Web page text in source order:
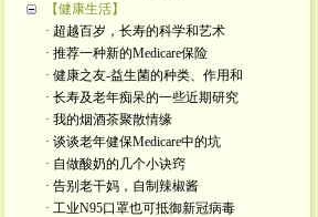
【健康生活】
· 超越百岁，长寿的科学和艺术
· 推荐一种新的Medicare保险
· 健康之友-益生菌的种类、作用和
· 长寿及老年痴呆的一些近期研究
· 我的烟酒茶聚散情缘
· 谈谈老年健保Medicare中的坑
· 自做酸奶的几个小诀窍
· 告别老干妈，自制辣椒酱
· 工业N95口罩也可抵御新冠病毒